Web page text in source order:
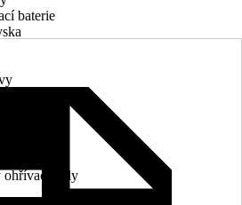
baterie
ohřívač vody